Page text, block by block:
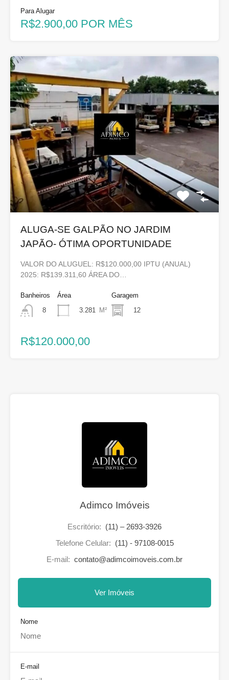
Para Alugar
R$2.900,00 POR MÊS
ALUGA-SE GALPÃO NO JARDIM
JAPÃO- ÓTIMA OPORTUNIDADE
VALOR DO ALUGUEL: R$120.000,00 IPTU (ANUAL)
2025: R$139.311,60 ÁREA DO…
Banheiros
8
Área
3.281 M²
Garagem
12
R$120.000,00
Adimco Imóveis
Escritório: (11) – 2693-3926
Telefone Celular: (11) - 97108-0015
E-mail: contato@adimcoimoveis.com.br
Ver Imóveis
Nome
E-mail